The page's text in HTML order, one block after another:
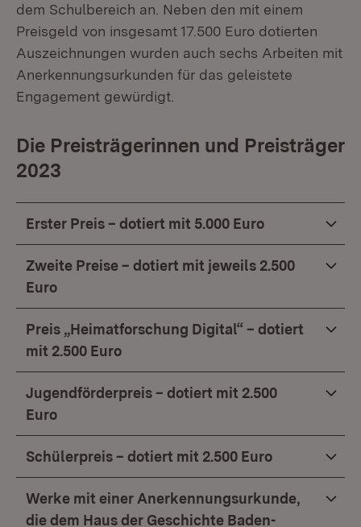
dem Schulbereich an. Neben den mit einem
Preisgeld von insgesamt 17.500 Euro dotierten
Auszeichnungen wurden auch sechs Arbeiten mit
Anerkennungsurkunden für das geleistete
Engagement gewürdigt.
Die Preisträgerinnen und Preisträger
2023
Erster Preis – dotiert mit 5.000 Euro
Zweite Preise – dotiert mit jeweils 2.500
Euro
Preis „Heimatforschung Digital“ – dotiert
mit 2.500 Euro
Jugendförderpreis – dotiert mit 2.500
Euro
Schülerpreis – dotiert mit 2.500 Euro
Werke mit einer Anerkennungsurkunde,
die dem Haus der Geschichte Baden-